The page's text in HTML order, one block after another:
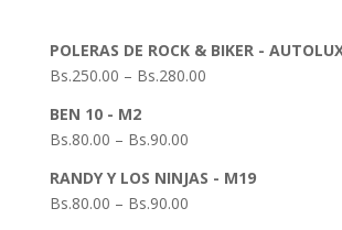
POLERAS DE ROCK & BIKER -
Bs.250.00 – Bs.280.00
BEN 10 - M2
Bs.80.00 – Bs.90.00
RANDY Y LOS NINJAS - M19
Bs.80.00 – Bs.90.00